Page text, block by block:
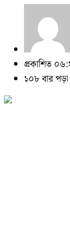
প্রকাশিত
১০৮ বার